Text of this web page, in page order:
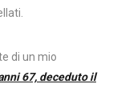
di un mio
67, deceduto il